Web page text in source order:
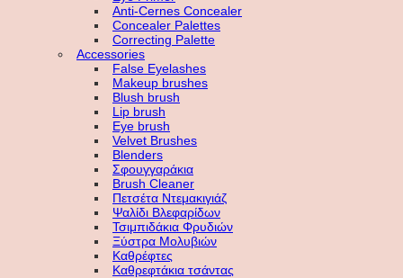
Anti-Cernes Concealer
Concealer Palettes
Correcting Palette
Accessories
False Eyelashes
Makeup brushes
Blush brush
Lip brush
Eye brush
Velvet Brushes
Blenders
Σφουγγαράκια
Brush Cleaner
Πετσέτα Ντεμακιγιάζ
Ψαλίδι Βλεφαρίδων
Τσιμπιδάκια Φρυδιών
Ξύστρα Μολυβιών
Καθρέφτες
Καθρεφτάκια τσάντας